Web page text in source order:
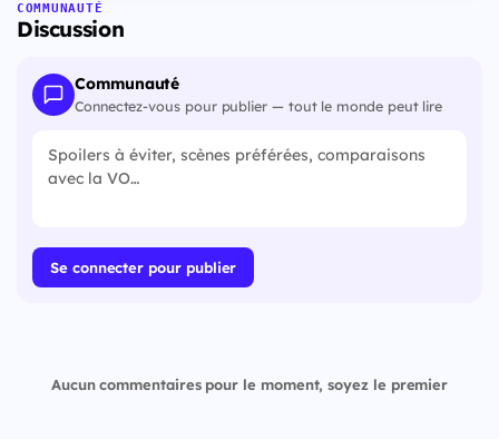
COMMUNAUTÉ
Discussion
Communauté
Connectez-vous pour publier — tout le monde peut lire
Se connecter pour publier
Aucun commentaires pour le moment, soyez le premier